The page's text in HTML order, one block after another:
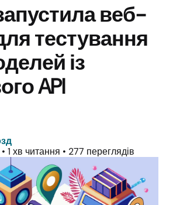
веб-
тестування
із
API
• 1 хв читання • 277 переглядів